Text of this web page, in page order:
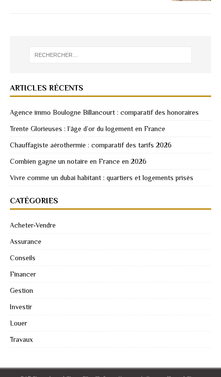
ARTICLES RÉCENTS
Agence immo Boulogne Billancourt : comparatif des honoraires
Trente Glorieuses : l’âge d’or du logement en France
Chauffagiste aérothermie : comparatif des tarifs 2026
Combien gagne un notaire en France en 2026
Vivre comme un dubai habitant : quartiers et logements prisés
CATÉGORIES
Acheter-Vendre
Assurance
Conseils
Financer
Gestion
Investir
Louer
Travaux